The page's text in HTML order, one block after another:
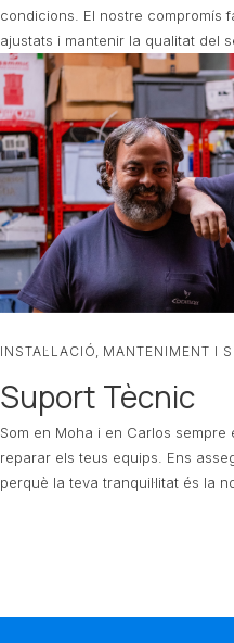
condicions. El nostre compromís
ajustats i mantenir la qualitat del
INSTAL·LACIÓ, MANTENIMENT I
Suport Tècnic
Som en Moha i en Carlos sempre
reparar els teus equips. Ens
perquè la teva tranquil·litat és la